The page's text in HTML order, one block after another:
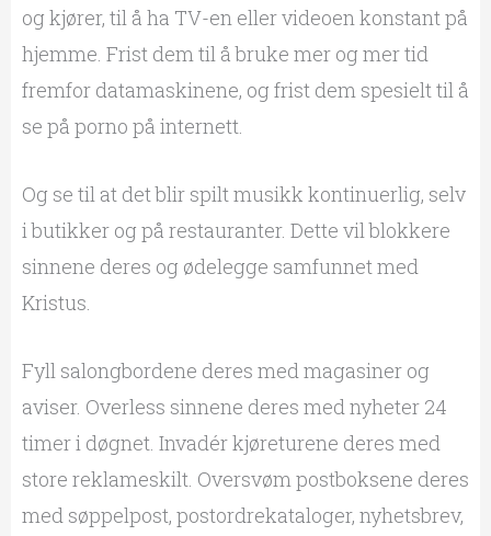
og kjører, til å ha TV-en eller videoen konstant på
hjemme. Frist dem til å bruke mer og mer tid
fremfor datamaskinene, og frist dem spesielt til å
se på porno på internett.
Og se til at det blir spilt musikk kontinuerlig, selv
i butikker og på restauranter. Dette vil blokkere
sinnene deres og ødelegge samfunnet med
Kristus.
Fyll salongbordene deres med magasiner og
aviser. Overless sinnene deres med nyheter 24
timer i døgnet. Invadér kjøreturene deres med
store reklameskilt. Oversvøm postboksene deres
med søppelpost, postordrekataloger, nyhetsbrev,